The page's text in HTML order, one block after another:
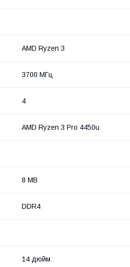
AMD Ryzen 3
3700 МГц
4
AMD Ryzen 3 Pro 4450u
8 MB
DDR4
14 дюйм